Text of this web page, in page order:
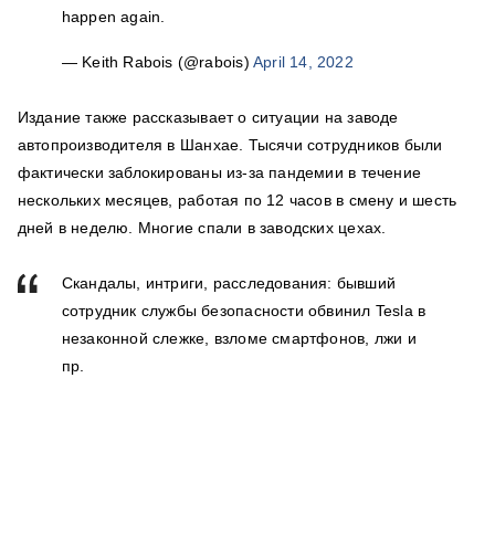
happen again.
— Keith Rabois (@rabois) April 14, 2022
Издание также рассказывает о ситуации на заводе
автопроизводителя в Шанхае. Тысячи сотрудников были
фактически заблокированы из-за пандемии в течение
нескольких месяцев, работая по 12 часов в смену и шесть
дней в неделю. Многие спали в заводских цехах.
Скандалы, интриги, расследования: бывший
сотрудник службы безопасности обвинил Tesla в
незаконной слежке, взломе смартфонов, лжи и
пр.